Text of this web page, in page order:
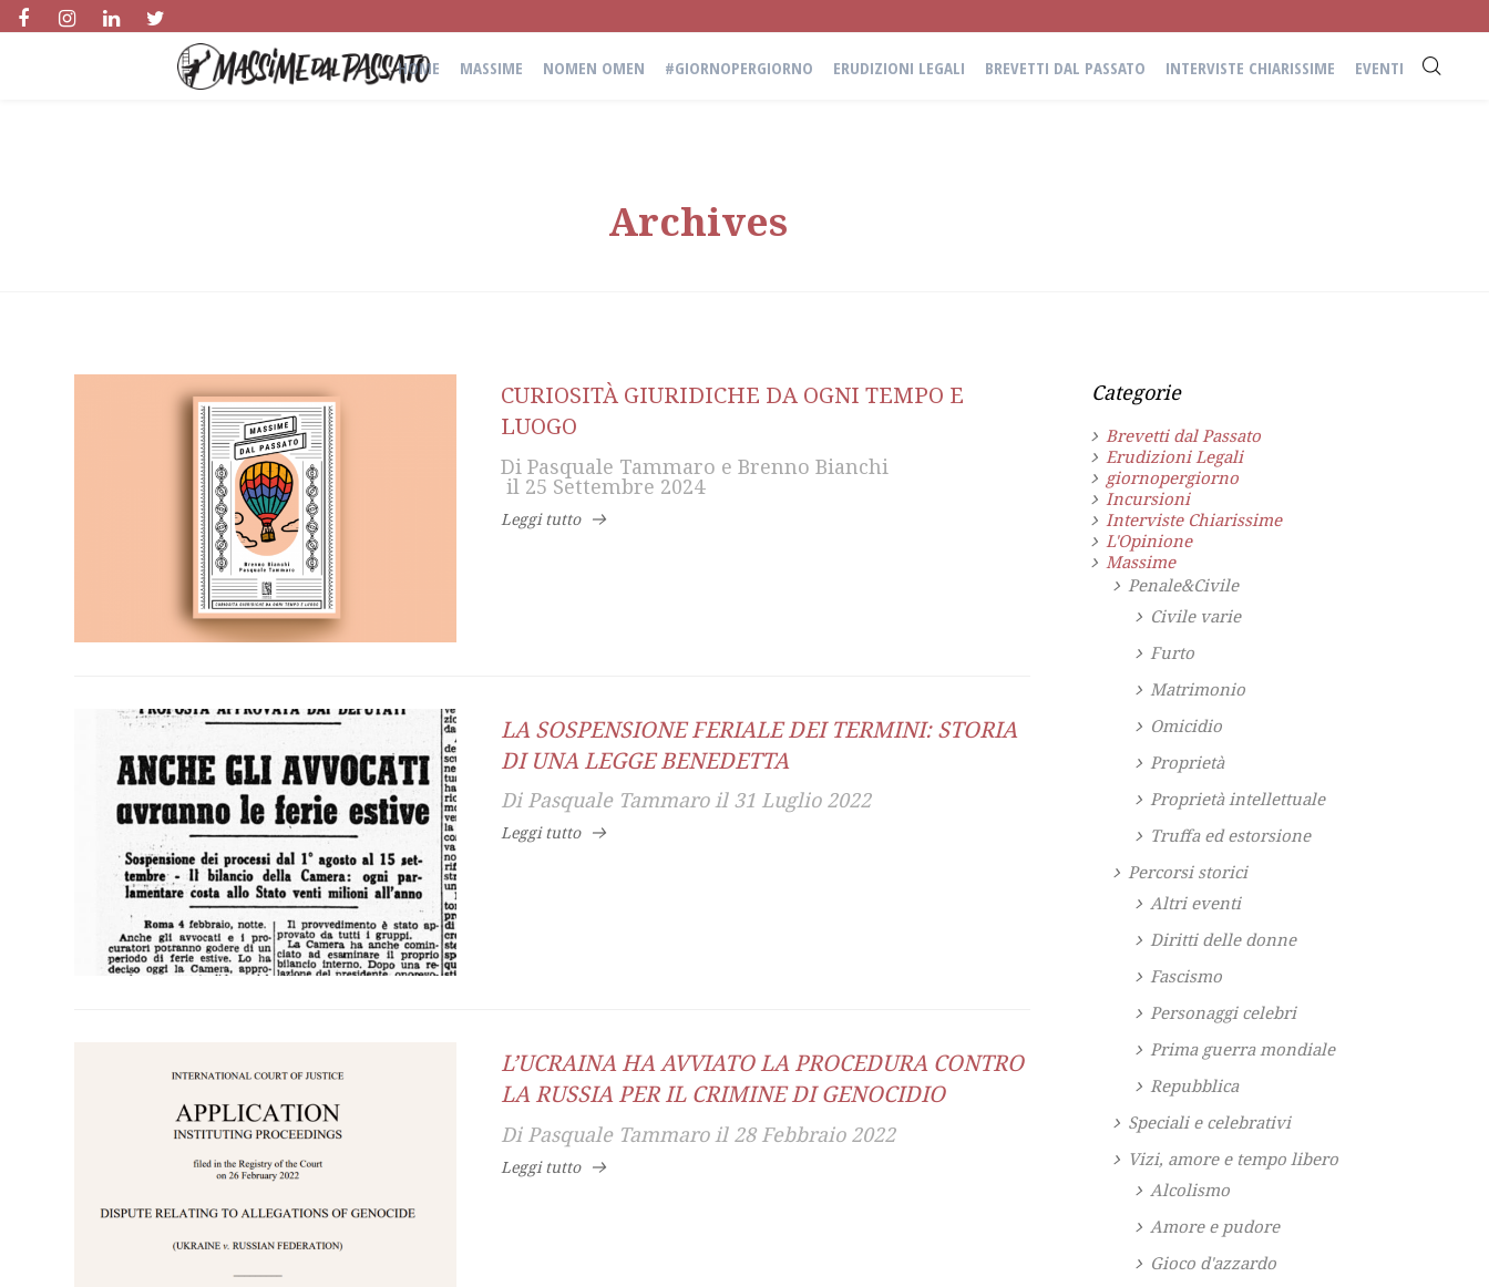
HOME MASSIME NOMEN OMEN #GIORNOPERGIORNO ERUDIZIONI LEGALI BREVETTI DAL PASSATO INTERVISTE CHIARISSIME EVENTI
Archives
CURIOSITÀ GIURIDICHE DA OGNI TEMPO E
LUOGO
DiPasquale Tammaro eBrenno Bianchi
il 25 Settembre 2024
Leggi tutto
LA SOSPENSIONE FERIALE DEI TERMINI: STORIA
DI UNA LEGGE BENEDETTA
Di Pasquale Tammaroil 31 Luglio 2022
Leggi tutto
L’UCRAINA HA AVVIATO LA PROCEDURA CONTRO
LA RUSSIA PER IL CRIMINE DI GENOCIDIO
Di Pasquale Tammaroil 28 Febbraio 2022
Leggi tutto
Categorie
Brevetti dal Passato
Erudizioni Legali
giornopergiorno
Incursioni
Interviste Chiarissime
L'Opinione
Massime
Penale&Civile
Civile varie
Furto
Matrimonio
Omicidio
Proprietà
Proprietà intellettuale
Truffa ed estorsione
Percorsi storici
Altri eventi
Diritti delle donne
Fascismo
Personaggi celebri
Prima guerra mondiale
Repubblica
Speciali e celebrativi
Vizi, amore e tempo libero
Alcolismo
Amore e pudore
Gioco d'azzardo